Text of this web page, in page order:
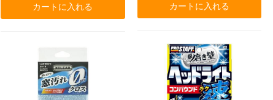
カートに入れる カートに入れる